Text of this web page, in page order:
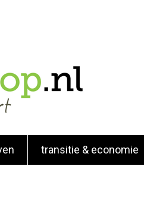
transitie & economie